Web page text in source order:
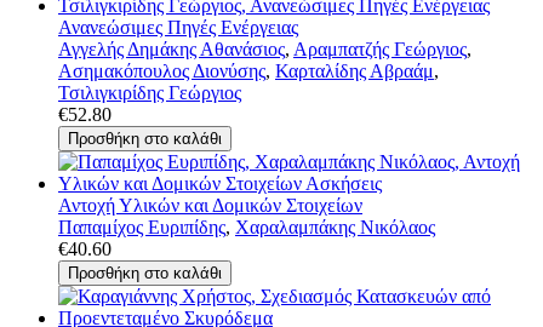
Ανανεώσιμες Πηγές Ενέργειας
Αγγελής Δημάκης Αθανάσιος, Αραμπατζής Γεώργιος,
Ασημακόπουλος Διονύσης, Καρταλίδης Αβραάμ,
Τσιλιγκιρίδης Γεώργιος
€52.80
Αντοχή Υλικών και Δομικών Στοιχείων
Παπαμίχος Ευριπίδης, Χαραλαμπάκης Νικόλαος
€40.60